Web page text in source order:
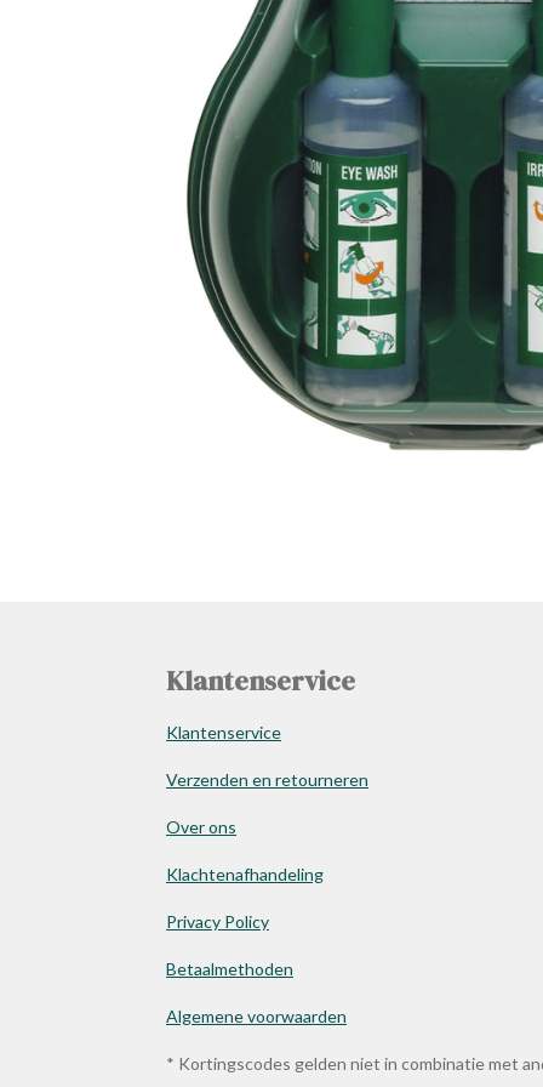
Klantenservice
Klantenservice
Verzenden en retourneren
Over ons
Klachtenafhandeling
Privacy Policy
Betaalmethoden
Algemene voorwaarden
* Kortingscodes gelden niet in combinatie met